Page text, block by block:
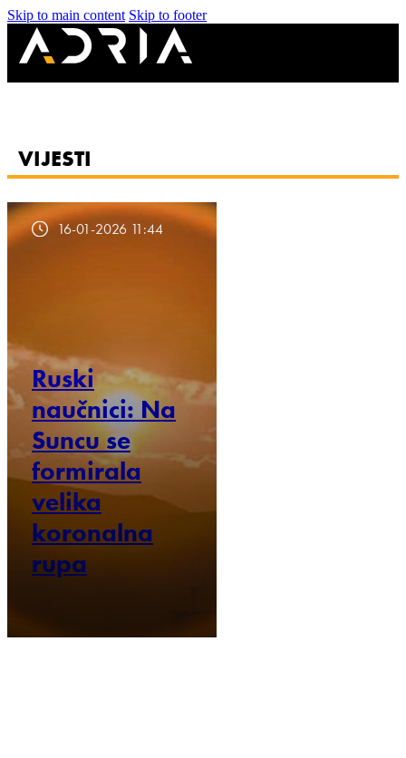
Skip to main content Skip to footer
VIJESTI
16-01-2026 11:44
Ruski
naučnici: Na
Suncu se
formirala
velika
koronalna
rupa